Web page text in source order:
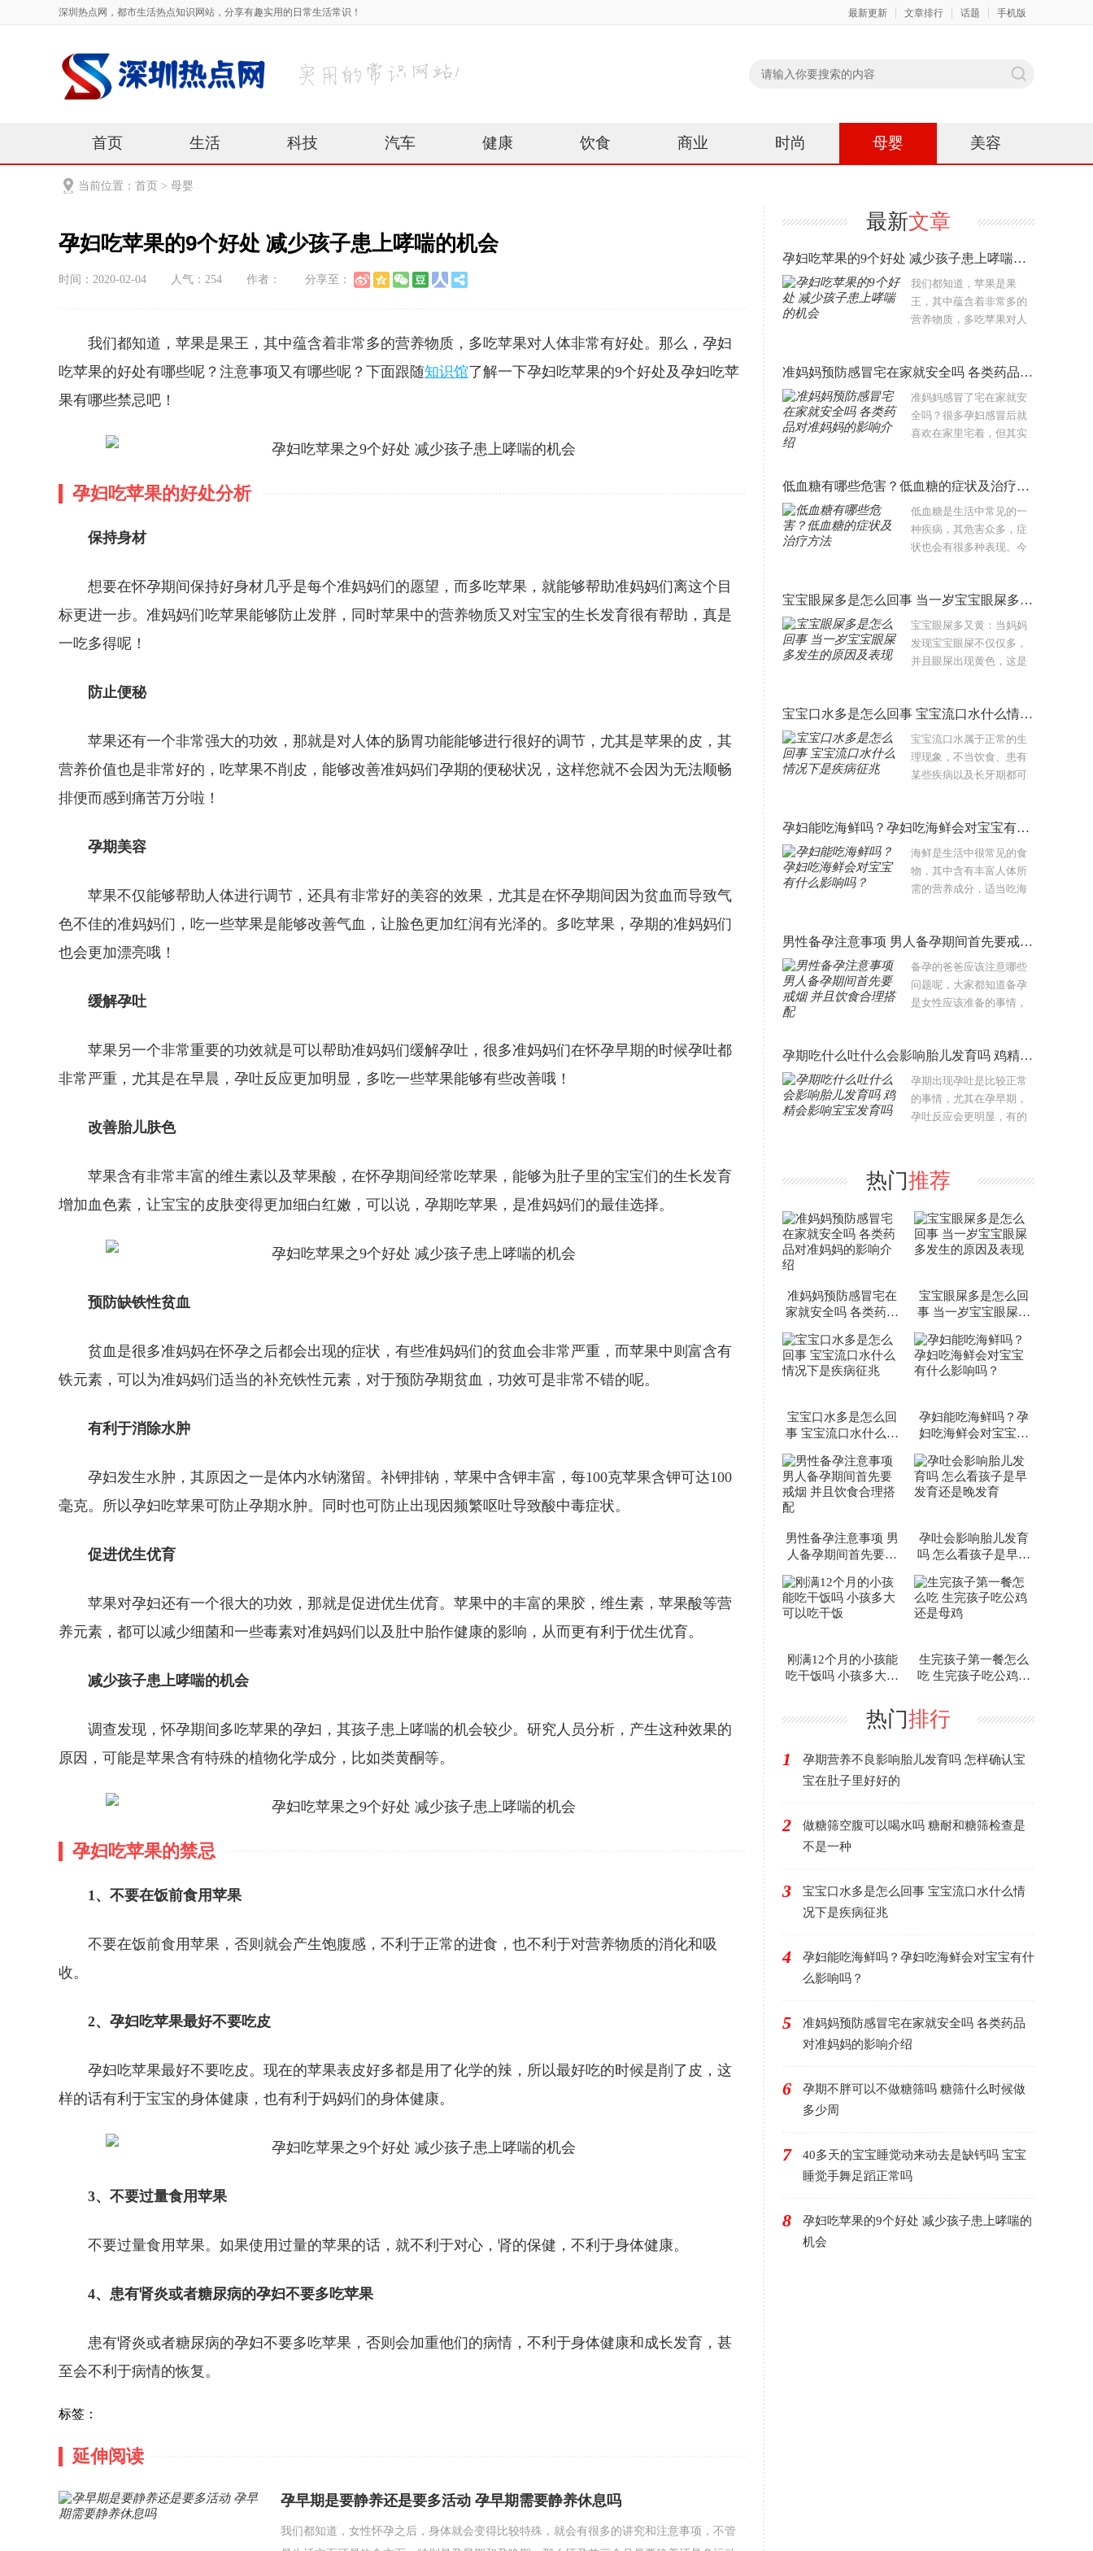
深圳热点网，都市生活热点知识网站，分享有趣实用的日常生活常识！ 最新更新 文章排行 话题 手机版
首页 生活 科技 汽车 健康 饮食 商业 时尚 母婴 美容
当前位置： 首页 > 母婴
孕妇吃苹果的9个好处 减少孩子患上哮喘的机会
时间：2020-02-04 人气： 254 作者： 分享至：
我们都知道，苹果是果王，其中蕴含着非常多的营养物质，多吃苹果对人体非常有好处。那么，孕妇
吃苹果的好处有哪些呢？注意事项又有哪些呢？下面跟随知识馆了解一下孕妇吃苹果的9个好处及孕妇吃苹
果有哪些禁忌吧！
孕妇吃苹果的好处分析
保持身材
想要在怀孕期间保持好身材几乎是每个准妈妈们的愿望，而多吃苹果，就能够帮助准妈妈们离这个目
标更进一步。准妈妈们吃苹果能够防止发胖，同时苹果中的营养物质又对宝宝的生长发育很有帮助，真是
一吃多得呢！
防止便秘
苹果还有一个非常强大的功效，那就是对人体的肠胃功能能够进行很好的调节，尤其是苹果的皮，其
营养价值也是非常好的，吃苹果不削皮，能够改善准妈妈们孕期的便秘状况，这样您就不会因为无法顺畅
排便而感到痛苦万分啦！
孕期美容
苹果不仅能够帮助人体进行调节，还具有非常好的美容的效果，尤其是在怀孕期间因为贫血而导致气
色不佳的准妈妈们，吃一些苹果是能够改善气血，让脸色更加红润有光泽的。多吃苹果，孕期的准妈妈们
也会更加漂亮哦！
缓解孕吐
苹果另一个非常重要的功效就是可以帮助准妈妈们缓解孕吐，很多准妈妈们在怀孕早期的时候孕吐都
非常严重，尤其是在早晨，孕吐反应更加明显，多吃一些苹果能够有些改善哦！
改善胎儿肤色
苹果含有非常丰富的维生素以及苹果酸，在怀孕期间经常吃苹果，能够为肚子里的宝宝们的生长发育
增加血色素，让宝宝的皮肤变得更加细白红嫩，可以说，孕期吃苹果，是准妈妈们的最佳选择。
预防缺铁性贫血
贫血是很多准妈妈在怀孕之后都会出现的症状，有些准妈妈们的贫血会非常严重，而苹果中则富含有
铁元素，可以为准妈妈们适当的补充铁性元素，对于预防孕期贫血，功效可是非常不错的呢。
有利于消除水肿
孕妇发生水肿，其原因之一是体内水钠潴留。补钾排钠，苹果中含钾丰富，每100克苹果含钾可达100
毫克。所以孕妇吃苹果可防止孕期水肿。同时也可防止出现因频繁呕吐导致酸中毒症状。
促进优生优育
苹果对孕妇还有一个很大的功效，那就是促进优生优育。苹果中的丰富的果胶，维生素，苹果酸等营
养元素，都可以减少细菌和一些毒素对准妈妈们以及肚中胎作健康的影响，从而更有利于优生优育。
减少孩子患上哮喘的机会
调查发现，怀孕期间多吃苹果的孕妇，其孩子患上哮喘的机会较少。研究人员分析，产生这种效果的
原因，可能是苹果含有特殊的植物化学成分，比如类黄酮等。
孕妇吃苹果的禁忌
1、不要在饭前食用苹果
不要在饭前食用苹果，否则就会产生饱腹感，不利于正常的进食，也不利于对营养物质的消化和吸
收。
2、孕妇吃苹果最好不要吃皮
孕妇吃苹果最好不要吃皮。现在的苹果表皮好多都是用了化学的辣，所以最好吃的时候是削了皮，这
样的话有利于宝宝的身体健康，也有利于妈妈们的身体健康。
3、不要过量食用苹果
不要过量食用苹果。如果使用过量的苹果的话，就不利于对心，肾的保健，不利于身体健康。
4、患有肾炎或者糖尿病的孕妇不要多吃苹果
患有肾炎或者糖尿病的孕妇不要多吃苹果，否则会加重他们的病情，不利于身体健康和成长发育，甚
至会不利于病情的恢复。
标签：
延伸阅读
孕早期是要静养还是要多活动 孕早期需要静养休息吗
我们都知道，女性怀孕之后，身体就会变得比较特殊，就会有很多的讲究和注意事项，不管
最新文章
孕妇吃苹果的9个好处 减少孩子患上哮喘的机会
我们都知道，苹果是果
王，其中蕴含着非常多的
营养物质，多吃苹果对人
呢？注意事项又有哪些
呢？下面跟随知识馆了解
一下孕妇吃苹果的9个好
处..
准妈妈预防感冒宅在家就安全吗 各类药品对准妈妈的影响介绍
准妈妈感冒了宅在家就安
全吗？很多孕妇感冒后就
喜欢在家里宅着，但其实
起了解一下关于准妈妈感
冒的相关事项吧。准妈妈
感冒了宅在..
低血糖有哪些危害？低血糖的症状及治疗方法
低血糖是生活中常见的一
种疾病，其危害众多，症
状也会有很多种表现。今
的原因以及低血糖饮食有
哪些要求，日常生活中低
血糖要注意哪..
宝宝眼屎多是怎么回事 当一岁宝宝眼屎多发生的原因及表现
宝宝眼屎多又黄：当妈妈
发现宝宝眼屎不仅仅多，
并且眼屎出现黄色，这是
屎多又黄怎么办？妈妈首
先要观察宝宝是否也伴有
尿黄或是大便干等，这..
宝宝口水多是怎么回事 宝宝流口水什么情况下是疾病征兆
宝宝流口水属于正常的生
理现象，不当饮食、患有
某些疾病以及长牙期都可
做好生活护理，以免让宝
宝的嘴唇周围皮肤出现湿
疹。下面跟..
孕妇能吃海鲜吗？孕妇吃海鲜会对宝宝有什么影响吗？
海鲜是生活中很常见的食
物，其中含有丰富人体所
需的营养成分，适当吃海
多要注意的地方，那么孕
妇可以吃海鲜吗？孕妇吃
海鲜会对宝宝有什..
男性备孕注意事项 男人备孕期间首先要戒烟 并且饮食合理搭配
备孕的爸爸应该注意哪些
问题呢，大家都知道备孕
是女性应该准备的事情，
孕育一个健康的小宝宝是
女方的责任，其实爸爸也
是非常的有关系..
孕期吃什么吐什么会影响胎儿发育吗 鸡精会影响宝宝发育吗
孕期出现孕吐是比较正常
的事情，尤其在孕早期，
孕吐反应会更明显，有的
而胎儿正需要从母体摄取
营养。那么孕期吃啥吐啥
热门推荐
准妈妈预防感冒宅在
家就安全吗 各类药品
宝宝眼屎多是怎么回
事 当一岁宝宝眼屎多
宝宝口水多是怎么回
事 宝宝流口水什么情
孕妇能吃海鲜吗？孕
妇吃海鲜会对宝宝有
男性备孕注意事项 男
人备孕期间首先要戒
孕吐会影响胎儿发育
吗 怎么看孩子是早发
刚满12个月的小孩能
吃干饭吗 小孩多大可
生完孩子第一餐怎么
吃 生完孩子吃公鸡还
热门排行
1
孕期营养不良影响胎儿发育吗 怎样确认宝
宝在肚子里好好的
2
做糖筛空腹可以喝水吗 糖耐和糖筛检查是
不是一种
3
宝宝口水多是怎么回事 宝宝流口水什么情
况下是疾病征兆
4
孕妇能吃海鲜吗？孕妇吃海鲜会对宝宝有什
么影响吗？
5
准妈妈预防感冒宅在家就安全吗 各类药品
对准妈妈的影响介绍
6
孕期不胖可以不做糖筛吗 糖筛什么时候做
多少周
7
40多天的宝宝睡觉动来动去是缺钙吗 宝宝
睡觉手舞足蹈正常吗
8
孕妇吃苹果的9个好处 减少孩子患上哮喘的
机会